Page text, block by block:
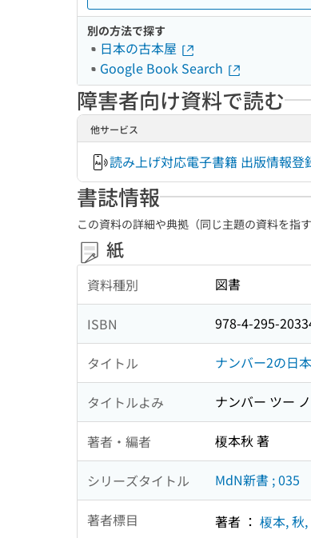
別の方法で探す
日本の古本屋
Google Book Search
障害者向け資料で読む
他サービス
読み上げ対応電子書籍 出版情報登
書誌情報
この資料の詳細や典拠（同じ主題の資料を指
紙
資料種別 図書
ISBN 978-4-295-
タイトル ナンバー2の日
タイトルよみ ナンバー ツー
著者・編者 榎本秋 著
シリーズタイトル MdN新書 ; 035
著者標目 著者 ： 榎本, 秋